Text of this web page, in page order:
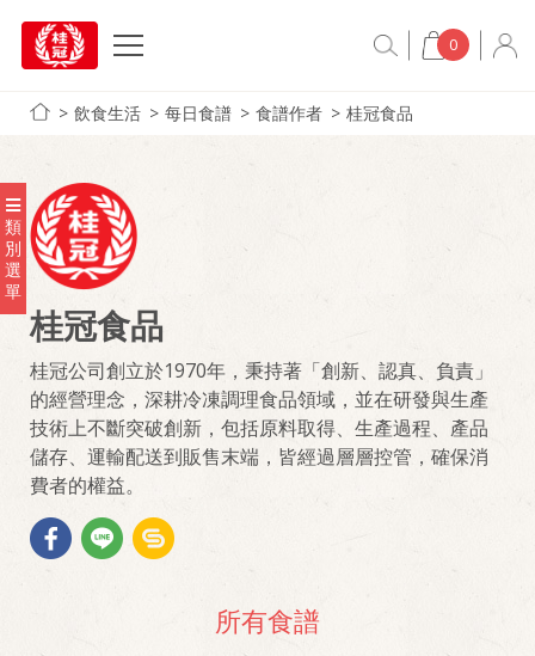
0
飲食生活 每日食譜 食譜作者 桂冠食品
類
別
選
單
桂冠食品
桂冠公司創立於1970年，秉持著「創新、認真、負責」
的經營理念，深耕冷凍調理食品領域，並在研發與生產
技術上不斷突破創新，包括原料取得、生產過程、產品
儲存、運輸配送到販售末端，皆經過層層控管，確保消
費者的權益。
所有食譜